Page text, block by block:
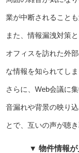
業が中断されることも
また、情報漏洩対策
オフィスを訪れた外
な情報を知られてし
さらに、Web会議に
音漏れや背景の映り
とで、互いの声が聴
▼ 物件情報